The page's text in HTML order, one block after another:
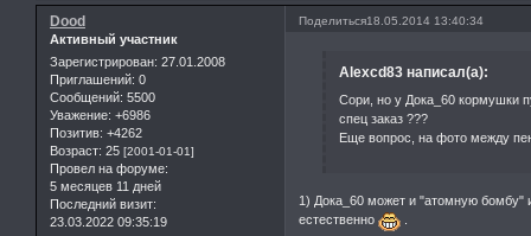
Поделиться18.05.2014 13:40:34
Dood
Активный участник
Зарегистрирован: 27.01.2008
Приглашений: 0
Сообщений: 5500
Уважение: +6986
Позитив: +4262
Возраст: 25 [2001-01-01]
Провел на форуме:
5 месяцев 11 дней
Последний визит:
23.03.2022 09:35:19
Alexcd83 написал(а):
Сори, но у Дока_60 кормушки
спец заказ ???
Еще вопрос, на фото между
1) Дока_60 может и "атомную бомбу"
естественно
.